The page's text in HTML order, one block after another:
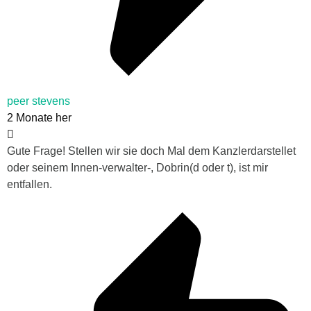
peer stevens
2 Monate her
Gute Frage! Stellen wir sie doch Mal dem Kanzlerdarstellet
oder seinem Innen-verwalter-, Dobrin(d oder t), ist mir
entfallen.